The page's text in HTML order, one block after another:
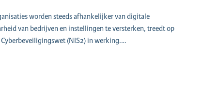
worden steeds afhankelijker van digitale
van bedrijven en instellingen te versterken, treedt op
(NIS2) in werking.…